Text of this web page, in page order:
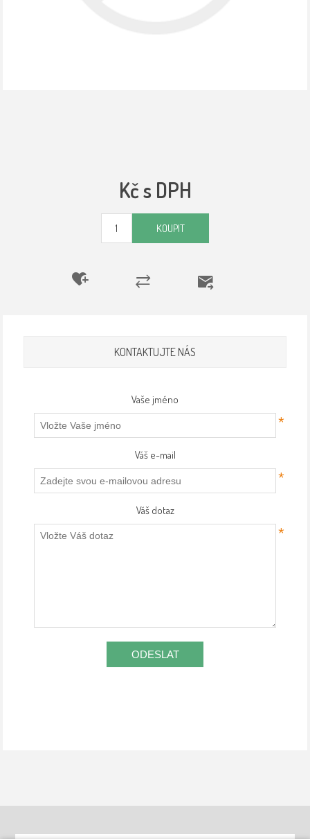
Kč s DPH
KOUPIT
KONTAKTUJTE NÁS
Vaše jméno
*
Váš e-mail
*
Váš dotaz
*
ODESLAT